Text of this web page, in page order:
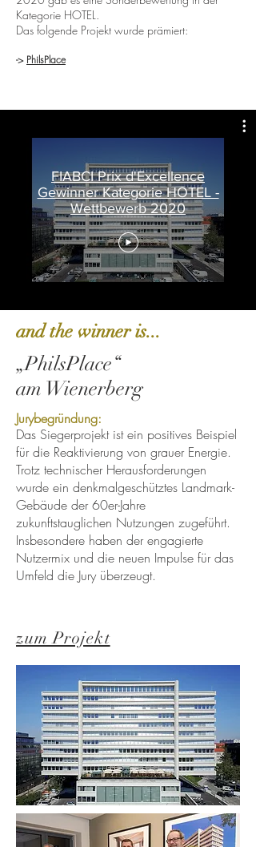
Kategorie HOTEL.
Das folgende Projekt wurde prämiert:
-> PhilsPlace
FIABCI Prix d'Excellence
Gewinner Kategorie HOTEL -
Wettbewerb 2020
and the winner is...
„PhilsPlace“
am Wienerberg
Jurybegründung:
Das Siegerprojekt ist ein positives Beispiel
für die Reaktivierung von grauer Energie.
Trotz technischer Herausforderungen
wurde ein denkmalgeschütztes Landmark-
Gebäude der 60er-Jahre
zukunftstauglichen Nutzungen zugeführt.
Insbesondere haben der engagierte
Nutzermix und die neuen Impulse für das
Umfeld die Jury überzeugt.
zum Projekt